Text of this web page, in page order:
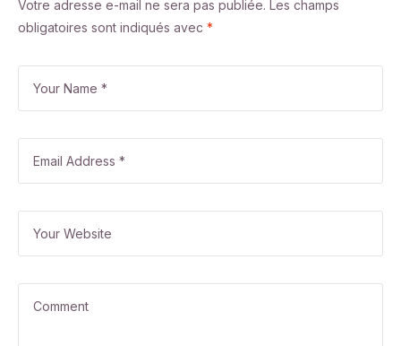
Votre adresse e-mail ne sera pas publiée. Les champs
obligatoires sont indiqués avec *